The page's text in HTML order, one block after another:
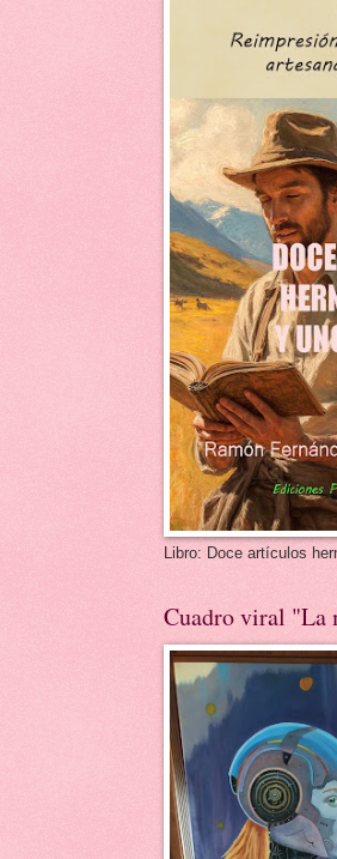
Libro: Doce artículos
Cuadro viral "La